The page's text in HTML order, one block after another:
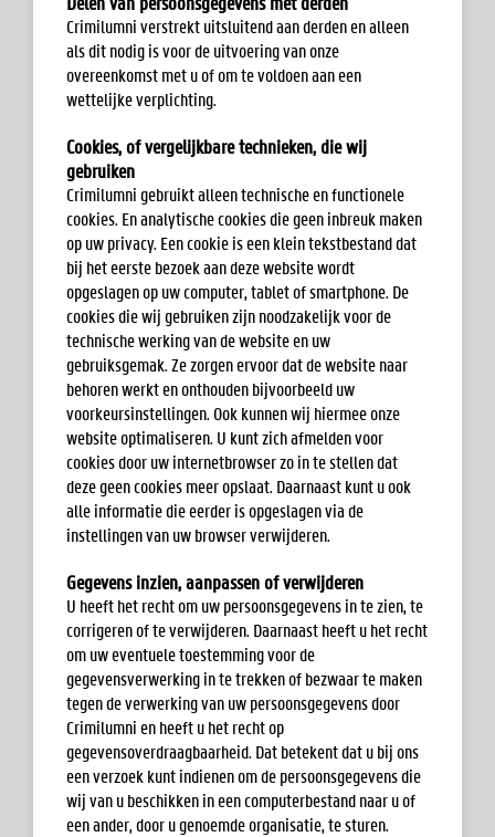
Crimilumni verstrekt uitsluitend aan derden en alleen
als dit nodig is voor de uitvoering van onze
overeenkomst met u of om te voldoen aan een
wettelijke verplichting.
Cookies, of vergelijkbare technieken, die wij
gebruiken
Crimilumni gebruikt alleen technische en functionele
cookies. En analytische cookies die geen inbreuk maken
op uw privacy. Een cookie is een klein tekstbestand dat
bij het eerste bezoek aan deze website wordt
opgeslagen op uw computer, tablet of smartphone. De
cookies die wij gebruiken zijn noodzakelijk voor de
technische werking van de website en uw
gebruiksgemak. Ze zorgen ervoor dat de website naar
behoren werkt en onthouden bijvoorbeeld uw
voorkeursinstellingen. Ook kunnen wij hiermee onze
website optimaliseren. U kunt zich afmelden voor
cookies door uw internetbrowser zo in te stellen dat
deze geen cookies meer opslaat. Daarnaast kunt u ook
alle informatie die eerder is opgeslagen via de
instellingen van uw browser verwijderen.
Gegevens inzien, aanpassen of verwijderen
U heeft het recht om uw persoonsgegevens in te zien, te
corrigeren of te verwijderen. Daarnaast heeft u het recht
om uw eventuele toestemming voor de
gegevensverwerking in te trekken of bezwaar te maken
tegen de verwerking van uw persoonsgegevens door
Crimilumni en heeft u het recht op
gegevensoverdraagbaarheid. Dat betekent dat u bij ons
een verzoek kunt indienen om de persoonsgegevens die
wij van u beschikken in een computerbestand naar u of
een ander, door u genoemde organisatie, te sturen.